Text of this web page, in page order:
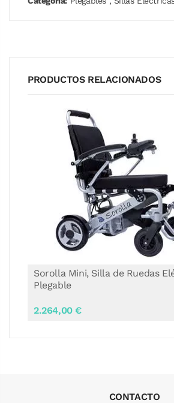
PRODUCTOS RELACIONADOS
Sorolla Mini, Silla de Ruedas
Plegable
2.264,00 €
CONTACTO